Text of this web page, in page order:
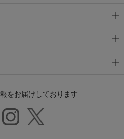
をお届けしております